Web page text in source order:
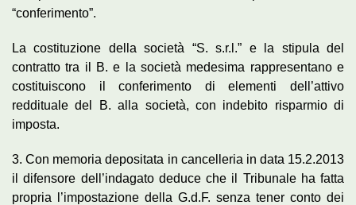
“conferimento”.
La costituzione della società “S. s.r.l.” e la stipula del
contratto tra il B. e la società medesima rappresentano e
costituiscono il conferimento di elementi dell’attivo
reddituale del B. alla società, con indebito risparmio di
imposta.
3. Con memoria depositata in cancelleria in data 15.2.2013
il difensore dell’indagato deduce che il Tribunale ha fatta
propria l’impostazione della G.d.F. senza tener conto dei